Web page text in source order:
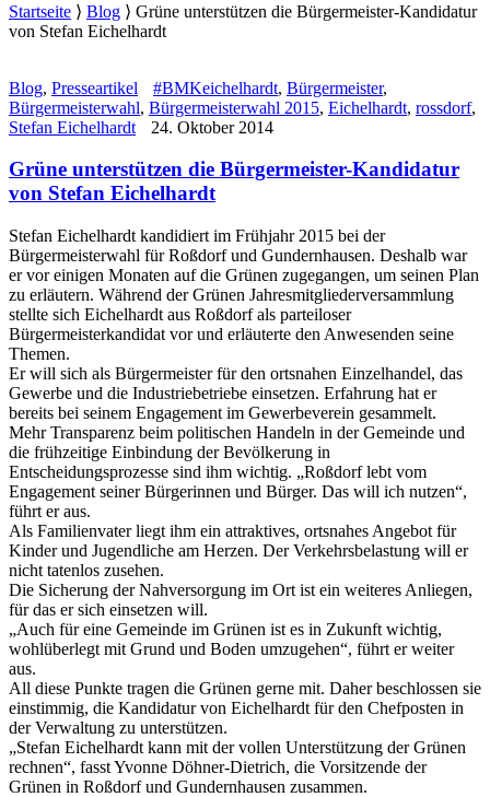
Startseite ⟩ Blog ⟩ Grüne unterstützen die Bürgermeister-Kandidatur
von Stefan Eichelhardt
Blog, Presseartikel #BMKeichelhardt, Bürgermeister,
Bürgermeisterwahl, Bürgermeisterwahl 2015, Eichelhardt, rossdorf,
Stefan Eichelhardt
24. Oktober 2014
Grüne unterstützen die Bürgermeister-Kandidatur
von Stefan Eichelhardt
Stefan Eichelhardt kandidiert im Frühjahr 2015 bei der
Bürgermeisterwahl für Roßdorf und Gundernhausen. Deshalb war
er vor einigen Monaten auf die Grünen zugegangen, um seinen Plan
zu erläutern. Während der Grünen Jahresmitgliederversammlung
stellte sich Eichelhardt aus Roßdorf als parteiloser
Bürgermeisterkandidat vor und erläuterte den Anwesenden seine
Themen.
Er will sich als Bürgermeister für den ortsnahen Einzelhandel, das
Gewerbe und die Industriebetriebe einsetzen. Erfahrung hat er
bereits bei seinem Engagement im Gewerbeverein gesammelt.
Mehr Transparenz beim politischen Handeln in der Gemeinde und
die frühzeitige Einbindung der Bevölkerung in
Entscheidungsprozesse sind ihm wichtig. „Roßdorf lebt vom
Engagement seiner Bürgerinnen und Bürger. Das will ich nutzen“,
führt er aus.
Als Familienvater liegt ihm ein attraktives, ortsnahes Angebot für
Kinder und Jugendliche am Herzen. Der Verkehrsbelastung will er
nicht tatenlos zusehen.
Die Sicherung der Nahversorgung im Ort ist ein weiteres Anliegen,
für das er sich einsetzen will.
„Auch für eine Gemeinde im Grünen ist es in Zukunft wichtig,
wohlüberlegt mit Grund und Boden umzugehen“, führt er weiter
aus.
All diese Punkte tragen die Grünen gerne mit. Daher beschlossen sie
einstimmig, die Kandidatur von Eichelhardt für den Chefposten in
der Verwaltung zu unterstützen.
„Stefan Eichelhardt kann mit der vollen Unterstützung der Grünen
rechnen“, fasst Yvonne Döhner-Dietrich, die Vorsitzende der
Grünen in Roßdorf und Gundernhausen zusammen.